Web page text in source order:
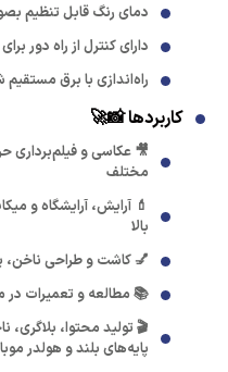
دمای رنگ قابل تنظیم
دارای کنترل از راه دور
راه‌اندازی با برق
کاربردها 📸🚀
🎥 عکاسی و فیلم‌برداری
مختلف
💄 آرایش، آرایشگاه و
بالا
💅 کاشت و طراحی ناخن،
📚 مطالعه و تعمیرات در
🎬 تولید محتوا، بلاگری،
پایه‌های بلند و هولدر